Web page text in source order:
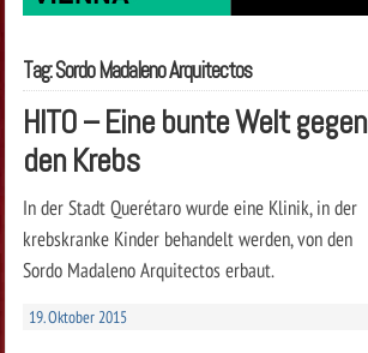
Tag: Sordo Madaleno Arquitectos
HITO – Eine bunte Welt gegen
den Krebs
In der Stadt Querétaro wurde eine Klinik, in der
krebskranke Kinder behandelt werden, von den
Sordo Madaleno Arquitectos erbaut.
19. Oktober 2015